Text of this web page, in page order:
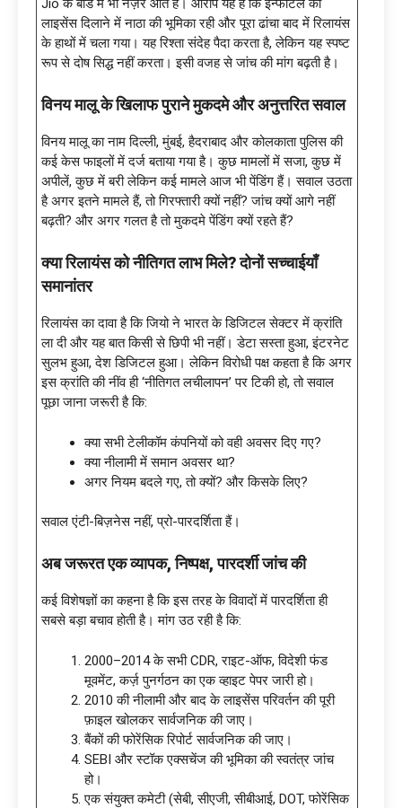
Jio के बोर्ड में भी नज़र आते हैं। आरोप यह है कि इन्फोटेल को
लाइसेंस दिलाने में नाठा की भूमिका रही और पूरा ढांचा बाद में रिलायंस
के हाथों में चला गया। यह रिश्ता संदेह पैदा करता है, लेकिन यह स्पष्ट
रूप से दोष सिद्ध नहीं करता। इसी वजह से जांच की मांग बढ़ती है।
विनय मालू के खिलाफ पुराने मुकदमे और अनुत्तरित सवाल
विनय मालू का नाम दिल्ली, मुंबई, हैदराबाद और कोलकाता पुलिस की
कई केस फाइलों में दर्ज बताया गया है। कुछ मामलों में सजा, कुछ में
अपीलें, कुछ में बरी लेकिन कई मामले आज भी पेंडिंग हैं। सवाल उठता
है अगर इतने मामले हैं, तो गिरफ्तारी क्यों नहीं? जांच क्यों आगे नहीं
बढ़ती? और अगर गलत है तो मुकदमे पेंडिंग क्यों रहते हैं?
क्या रिलायंस को नीतिगत लाभ मिले? दोनों सच्चाईयाँ
समानांतर
रिलायंस का दावा है कि जियो ने भारत के डिजिटल सेक्टर में क्रांति
ला दी और यह बात किसी से छिपी भी नहीं। डेटा सस्ता हुआ, इंटरनेट
सुलभ हुआ, देश डिजिटल हुआ। लेकिन विरोधी पक्ष कहता है कि अगर
इस क्रांति की नींव ही ‘नीतिगत लचीलापन’ पर टिकी हो, तो सवाल
पूछा जाना जरूरी है कि:
क्या सभी टेलीकॉम कंपनियों को वही अवसर दिए गए?
क्या नीलामी में समान अवसर था?
अगर नियम बदले गए, तो क्यों? और किसके लिए?
सवाल एंटी-बिज़नेस नहीं, प्रो-पारदर्शिता हैं।
अब जरूरत एक व्यापक, निष्पक्ष, पारदर्शी जांच की
कई विशेषज्ञों का कहना है कि इस तरह के विवादों में पारदर्शिता ही
सबसे बड़ा बचाव होती है। मांग उठ रही है कि:
2000–2014 के सभी CDR, राइट-ऑफ, विदेशी फंड
मूवमेंट, कर्ज़ पुनर्गठन का एक व्हाइट पेपर जारी हो।
2010 की नीलामी और बाद के लाइसेंस परिवर्तन की पूरी
फ़ाइल खोलकर सार्वजनिक की जाए।
बैंकों की फोरेंसिक रिपोर्ट सार्वजनिक की जाए।
SEBI और स्टॉक एक्सचेंज की भूमिका की स्वतंत्र जांच
हो।
एक संयुक्त कमेटी (सेबी, सीएजी, सीबीआई, DOT, फोरेंसिक